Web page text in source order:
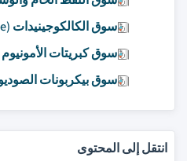
سوق الكالكوجينيدات (MoS، WS، WSe)
سوق كبريتات الأمونيوم
سوق بيكربونات
انتقل إلى المحتوى